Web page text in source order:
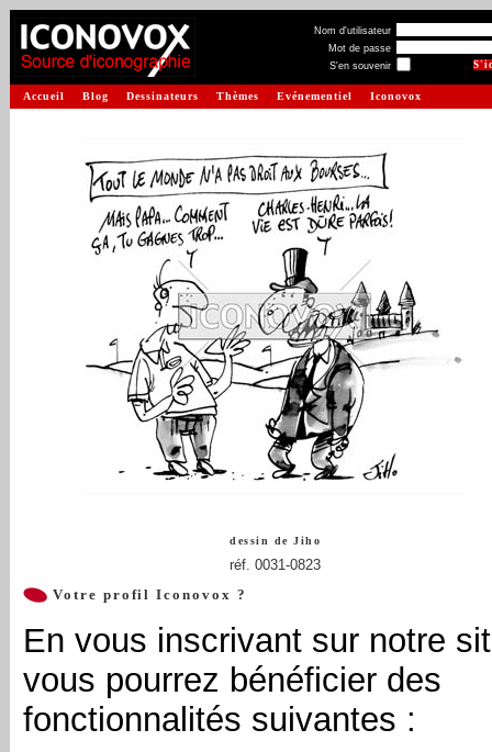
Nom d'utilisateur
Mot de passe
S'en souvenir
Accueil Blog Dessinateurs Thèmes Evénementiel Iconovox
dessin de Jiho
réf. 0031-0823
Votre profil Iconovox ?
En vous inscrivant sur notre
vous pourrez bénéficier des
fonctionnalités suivantes :